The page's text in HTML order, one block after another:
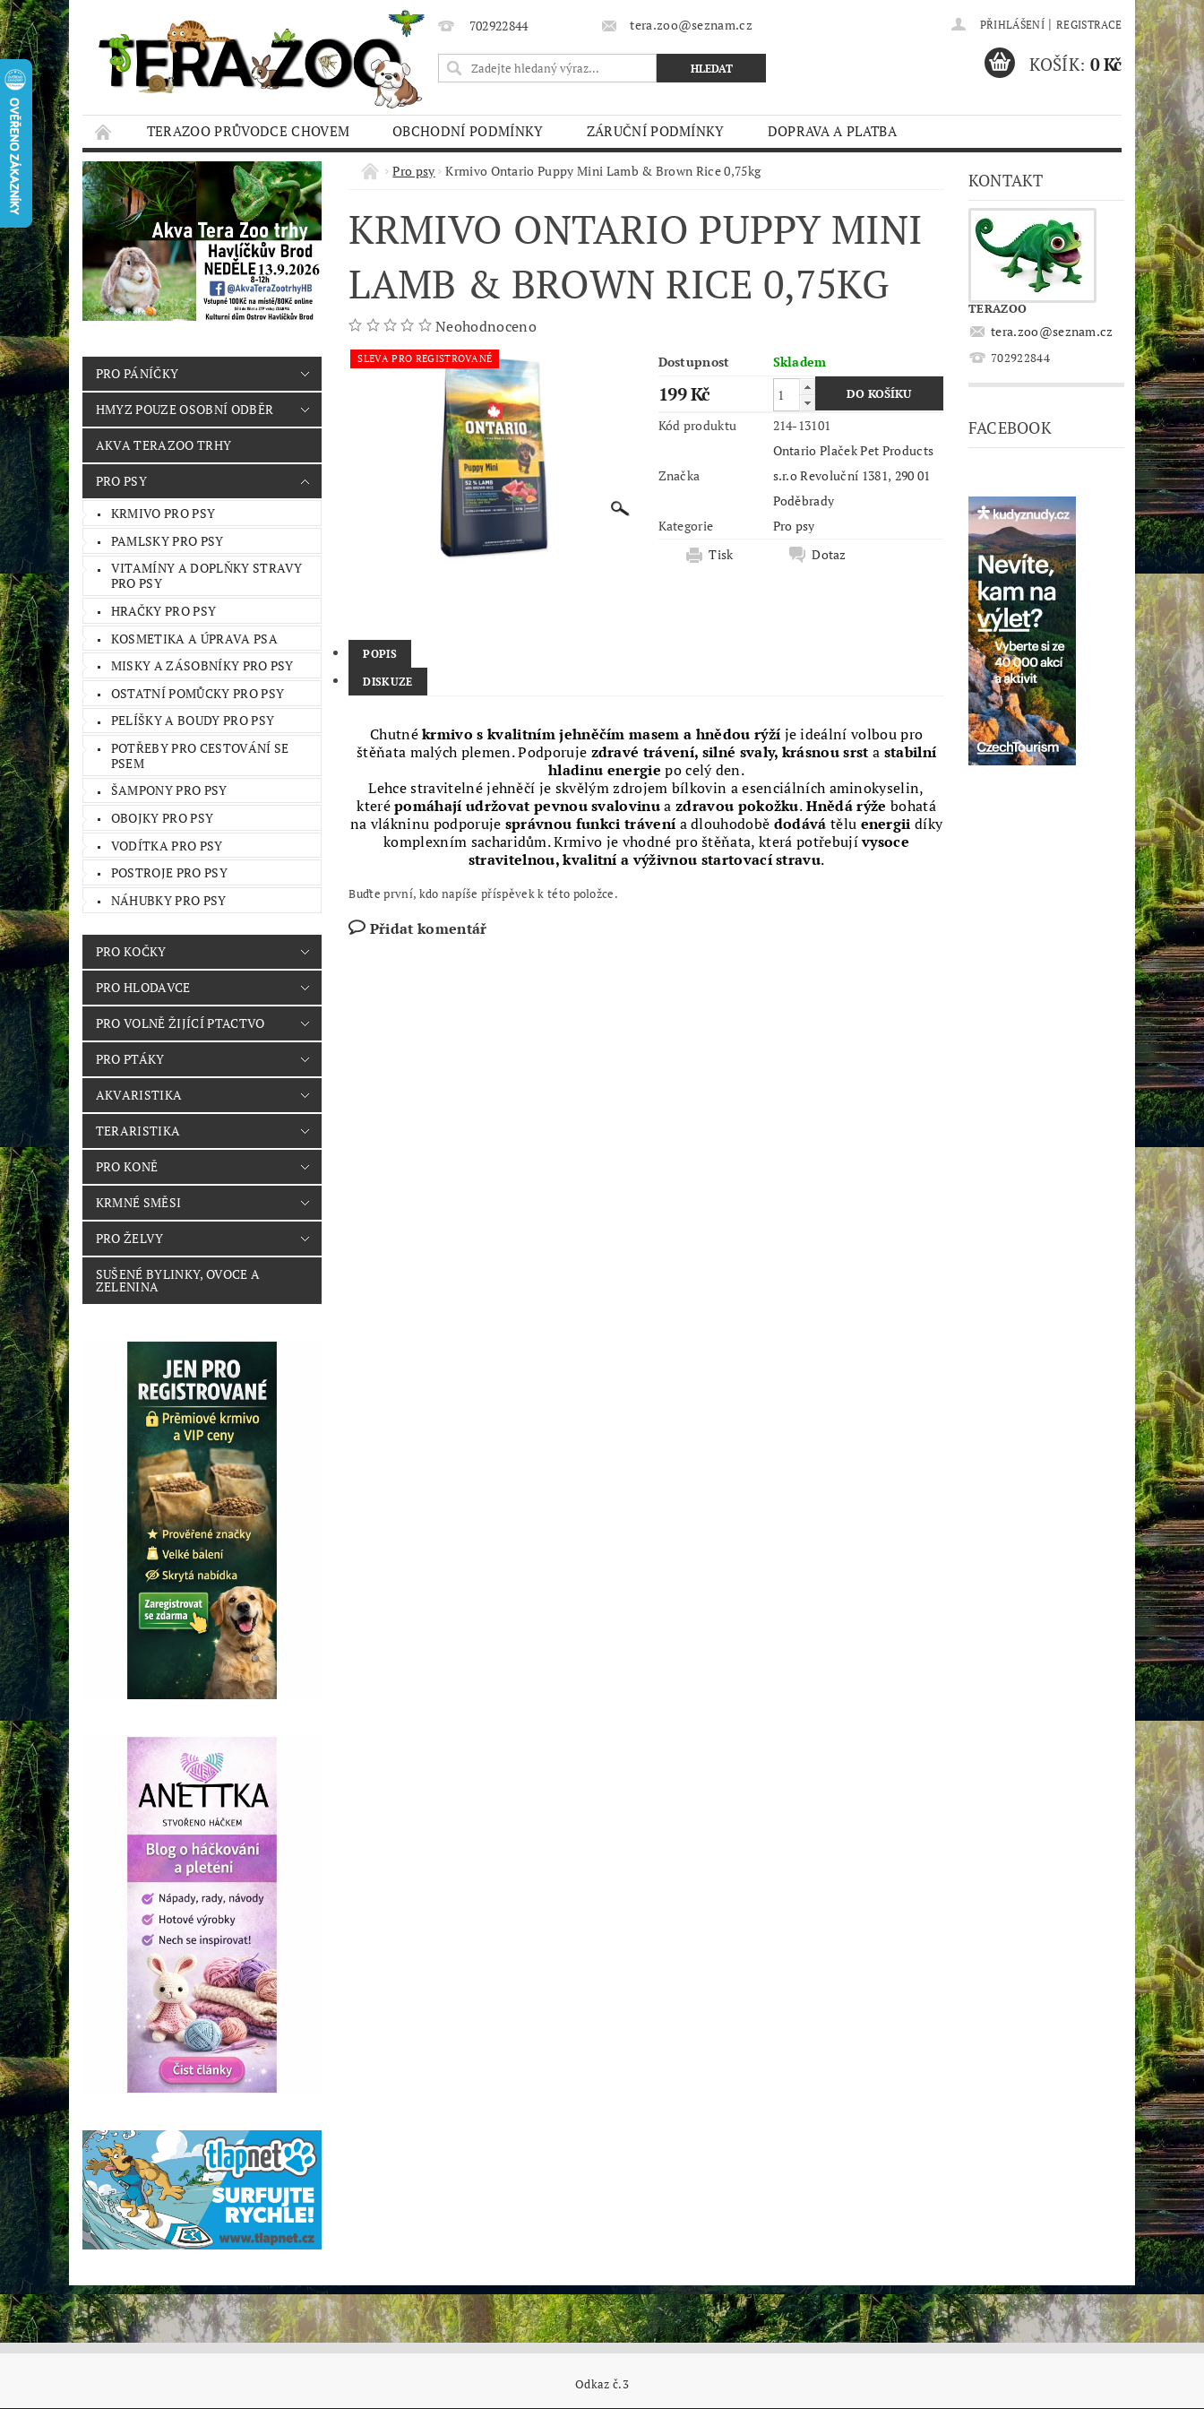
702922844 tera.zoo@seznam.cz PŘIHLÁŠENÍ | REGISTRACE
KOŠÍK: 0 Kč
TERAZOO PRŮVODCE CHOVEM OBCHODNÍ PODMÍNKY ZÁRUČNÍ PODMÍNKY
DOPRAVA A PLATBA
HODNOCENÍ OBCHODU
AQUA TERAZOO TRHY
PRO PÁNÍČKY
HMYZ POUZE OSOBNÍ ODBĚR
AKVA TERAZOO TRHY
PRO PSY
KRMIVO PRO PSY
PAMLSKY PRO PSY
VITAMÍNY A DOPLŇKY STRAVY
PRO PSY
HRAČKY PRO PSY
KOSMETIKA A ÚPRAVA PSA
MISKY A ZÁSOBNÍKY PRO PSY
OSTATNÍ POMŮCKY PRO PSY
PELÍŠKY A BOUDY PRO PSY
POTŘEBY PRO CESTOVÁNÍ SE
PSEM
ŠAMPONY PRO PSY
OBOJKY PRO PSY
VODÍTKA PRO PSY
POSTROJE PRO PSY
NÁHUBKY PRO PSY
PRO KOČKY
PRO HLODAVCE
PRO VOLNĚ ŽIJÍCÍ PTACTVO
PRO PTÁKY
AKVARISTIKA
TERARISTIKA
PRO KONĚ
KRMNÉ SMĚSI
PRO ŽELVY
SUŠENÉ BYLINKY, OVOCE A
ZELENINA
Pro psy Krmivo Ontario Puppy Mini Lamb & Brown Rice 0,75kg
KRMIVO ONTARIO PUPPY MINI
LAMB & BROWN RICE 0,75KG
Neohodnoceno
SLEVA PRO REGISTROVANÉ Dostupnost Skladem
199 Kč
Kód produktu 214-13101
Značka
Ontario Plaček Pet Products
s.r.o Revoluční 1381, 290 01
Poděbrady
Kategorie
Pro psy
Tisk
Dotaz
POPIS
DISKUZE
Chutnékrmivo s kvalitním jehněčím masem a hnědou rýží je ideální volbou pro
štěňata malých plemen. Podporuje zdravé trávení, silné svaly, krásnou srst a stabilní
hladinu energie po celý den.
Lehce stravitelné jehněčí je skvělým zdrojem bílkovin a esenciálních aminokyselin,
kterépomáhají udržovat pevnou svalovinuazdravou pokožku.Hnědá rýže bohatá
na vlákninu podporuje správnou funkci trávení a dlouhodobě dodává tělu energii díky
komplexním sacharidům. Krmivo je vhodné pro štěňata, která potřebujívysoce
stravitelnou, kvalitní a výživnou startovací stravu.
Buďte první, kdo napíše příspěvek k této položce.
Přidat komentář
KONTAKT
TERAZOO
tera.zoo@seznam.cz
702922844
FACEBOOK
Odkaz č.3